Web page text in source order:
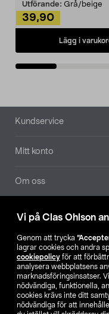
Vi på Clas Ohlson
Genom att trycka
lagrar cookies och andra
cookiepolicy för att
analysera webbplatsens
marknadsföringsinsatser.
nödvändiga, funktionella,
cookies krävs inte ditt
nödvändiga för att
Utförande: Grå/beige
39,90
Lägg i
Sidfot
Kundservice
Mitt konto
Om oss
Aktuellt
Våra bolag